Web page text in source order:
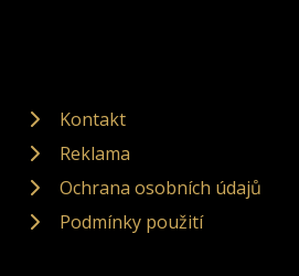
Kontakt
Reklama
Ochrana osobních údajů
Podmínky použití